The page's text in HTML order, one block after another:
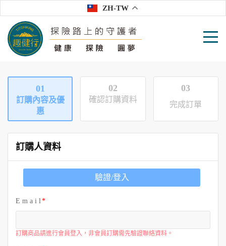
ZH-TW
01
訂購內容及優
惠
02
確認訂購資料
03
完成訂單
訂購人資料
E m a i l
訂購商品請進行會員登入，非會員訂購需先驗證聯絡資料。
驗證/登入